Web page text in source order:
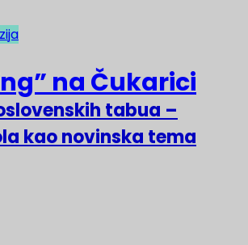
tabua –
kao novinska tema
na Čukarici